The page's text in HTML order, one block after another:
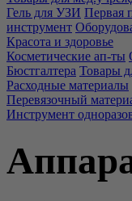
Гель для УЗИ Первая
инструмент
Красота и здоровье
Косметические ап-ты
Бюстгалтера Товары
Расходные материалы
Перевязочный
Инструмент